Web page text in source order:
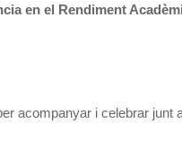
en el Rendiment
acompanyar i celebrar